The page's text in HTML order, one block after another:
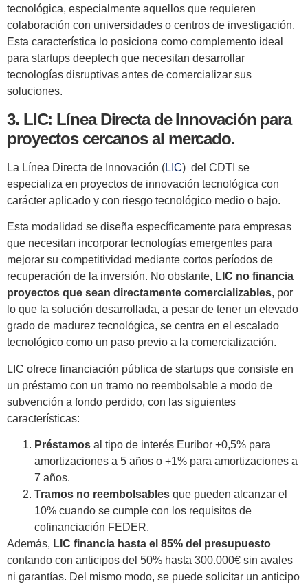
tecnológica, especialmente aquellos que requieren
colaboración con universidades o centros de investigación.
Esta característica lo posiciona como complemento ideal
para startups deeptech que necesitan desarrollar
tecnologías disruptivas antes de comercializar sus
soluciones.
3. LIC: Línea Directa de Innovación para
proyectos cercanos al mercado.
La Línea Directa de Innovación (LIC) del CDTI se
especializa en proyectos de innovación tecnológica con
carácter aplicado y con riesgo tecnológico medio o bajo.
Esta modalidad se diseña específicamente para empresas
que necesitan incorporar tecnologías emergentes para
mejorar su competitividad mediante cortos períodos de
recuperación de la inversión. No obstante, LIC no financia
proyectos que sean directamente comercializables, por
lo que la solución desarrollada, a pesar de tener un elevado
grado de madurez tecnológica, se centra en el escalado
tecnológico como un paso previo a la comercialización.
LIC ofrece financiación pública de startups que consiste en
un préstamo con un tramo no reembolsable a modo de
subvención a fondo perdido, con las siguientes
características:
Préstamos al tipo de interés Euribor +0,5% para
amortizaciones a 5 años o +1% para amortizaciones a
7 años.
Tramos no reembolsables que pueden alcanzar el
10% cuando se cumple con los requisitos de
cofinanciación FEDER.
Además, LIC financia hasta el 85% del presupuesto
contando con anticipos del 50% hasta 300.000€ sin avales
ni garantías. Del mismo modo, se puede solicitar un anticipo